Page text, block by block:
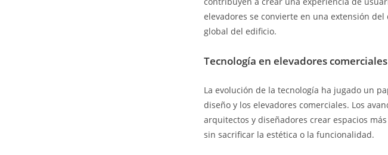
elevadores se convierte en una extensión
global del edificio.
Tecnología en elevadores
La evolución de la tecnología ha jugado un
diseño y los elevadores comerciales. Los
arquitectos y diseñadores crear espacios
sin sacrificar la estética o la funcionalidad.